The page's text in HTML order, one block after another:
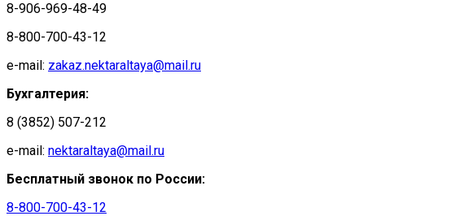
8-906-969-48-49
8-800-700-43-12
e-mail: zakaz.nektaraltaya@mail.ru
Бухгалтерия:
8 (3852) 507-212
e-mail: nektaraltaya@mail.ru
Бесплатный звонок по России:
8-800-700-43-12